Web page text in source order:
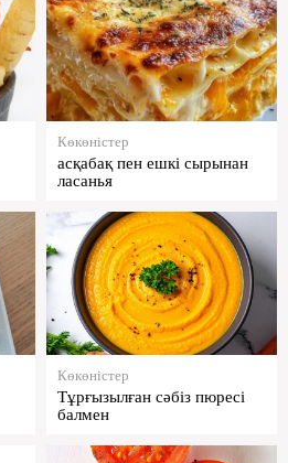
Көкөністер
асқабақ пен ешкі сырынан
ласанья
Көкөністер
Тұрғызылған сәбіз пюресі
балмен